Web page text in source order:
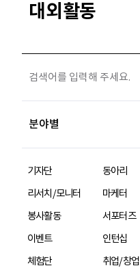
대외활동
분야별
기자단
동아리
리서치/모니터
마케터
봉사활동
서포터즈
이벤트
인턴십
체험단
취업/창업